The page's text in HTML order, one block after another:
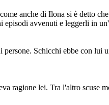
anche di Ilona si è detto
episodi avvenuti e leggerli in
Schicchi ebbe con
ragione lei. Tra l'altro scuse